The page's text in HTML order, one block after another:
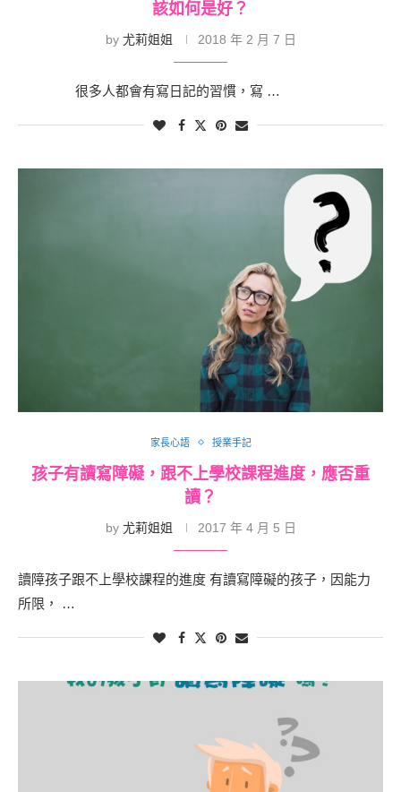
該如何是好？
by 尤莉姐姐 2018 年 2 月 7 日
很多人都會有寫日記的習慣，寫 …
家長心語 授業手記
孩子有讀寫障礙，跟不上學校課程進度，應否重
讀？
by 尤莉姐姐 2017 年 4 月 5 日
讀障孩子跟不上學校課程的進度 有讀寫障礙的孩子，因能力
所限， …